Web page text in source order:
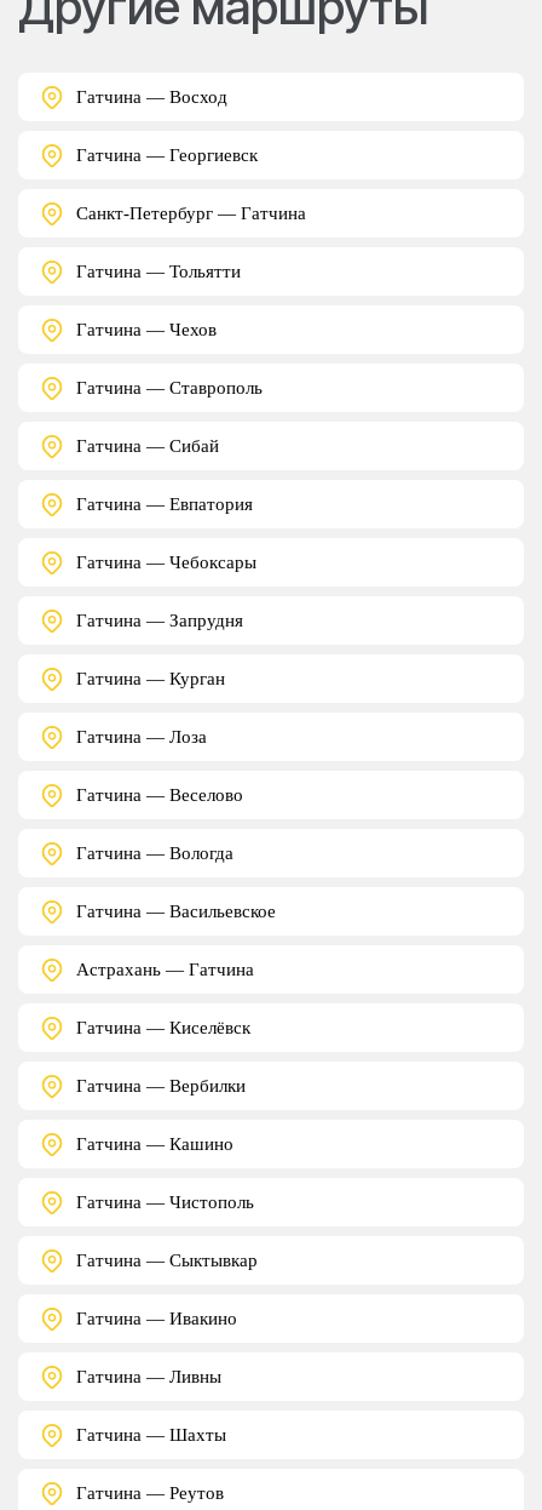
Гатчина — Восход
Гатчина — Георгиевск
Санкт-Петербург — Гатчина
Гатчина — Тольятти
Гатчина — Чехов
Гатчина — Ставрополь
Гатчина — Сибай
Гатчина — Евпатория
Гатчина — Чебоксары
Гатчина — Запрудня
Гатчина — Курган
Гатчина — Лоза
Гатчина — Веселово
Гатчина — Вологда
Гатчина — Васильевское
Астрахань — Гатчина
Гатчина — Киселёвск
Гатчина — Вербилки
Гатчина — Кашино
Гатчина — Чистополь
Гатчина — Сыктывкар
Гатчина — Ивакино
Гатчина — Ливны
Гатчина — Шахты
Гатчина — Реутов